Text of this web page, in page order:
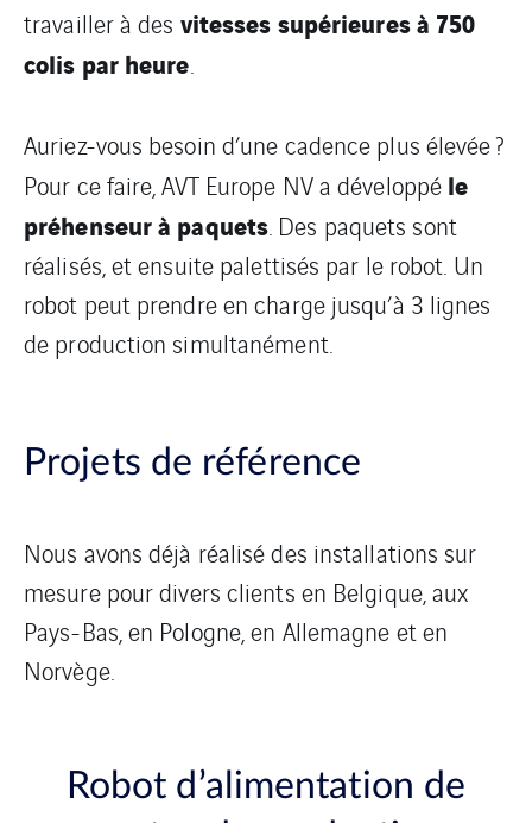
travailler à des vitesses supérieures à 750
colis par heure.
Auriez-vous besoin d’une cadence plus élevée ?
Pour ce faire, AVT Europe NV a développé le
préhenseur à paquets. Des paquets sont
réalisés, et ensuite palettisés par le robot. Un
robot peut prendre en charge jusqu’à 3 lignes
de production simultanément.
Projets de référence
Nous avons déjà réalisé des installations sur
mesure pour divers clients en Belgique, aux
Pays-Bas, en Pologne, en Allemagne et en
Norvège.
Robot d’alimentation de